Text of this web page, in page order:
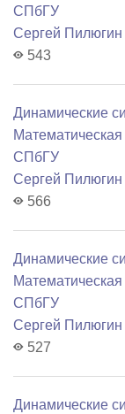
СПбГУ
Сергей Пилюгин
543
Динамические
СПбГУ
Сергей Пилюгин
566
Динамические
СПбГУ
Сергей Пилюгин
527
Динамические